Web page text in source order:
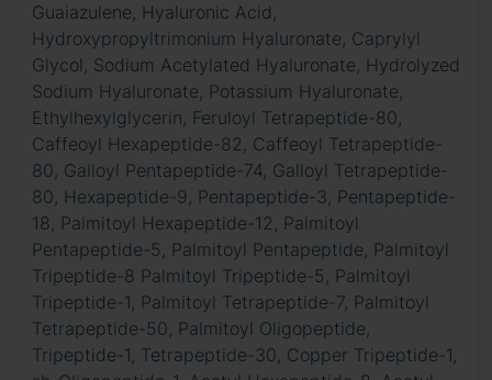
Guaiazulene, Hyaluronic Acid,
Hydroxypropyltrimonium Hyaluronate, Caprylyl
Glycol, Sodium Acetylated Hyaluronate, Hydrolyzed
Sodium Hyaluronate, Potassium Hyaluronate,
Ethylhexylglycerin, Feruloyl Tetrapeptide-80,
Caffeoyl Hexapeptide-82, Caffeoyl Tetrapeptide-
80, Galloyl Pentapeptide-74, Galloyl Tetrapeptide-
80, Hexapeptide-9, Pentapeptide-3, Pentapeptide-
18, Palmitoyl Hexapeptide-12, Palmitoyl
Pentapeptide-5, Palmitoyl Pentapeptide, Palmitoyl
Tripeptide-8 Palmitoyl Tripeptide-5, Palmitoyl
Tripeptide-1, Palmitoyl Tetrapeptide-7, Palmitoyl
Tetrapeptide-50, Palmitoyl Oligopeptide,
Tripeptide-1, Tetrapeptide-30, Copper Tripeptide-1,